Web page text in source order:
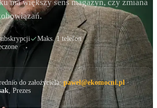
ma większy sens magazyn, czy zmiana
Maks. 1 telefon
do założyciela:pawel@ekomocni.pl·
, Prezes